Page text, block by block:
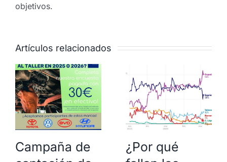
objetivos.
Artículos relacionados
Campaña de
¿Por qué